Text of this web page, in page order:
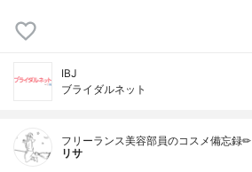
IBJ
ブライダルネット
フリーランス美容部員のコスメ備忘録✏︎
リサ